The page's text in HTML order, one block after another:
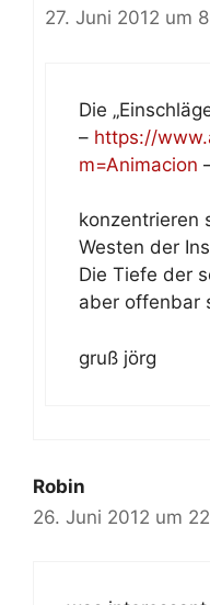
27. Juni 2012 um
Die
– https://
m=Animacion
konzentrieren
Westen der
Die Tiefe der
aber offenbar
gruß jörg
Robin
26. Juni 2012 um